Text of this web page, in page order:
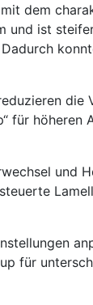
dem
und ist
die
für höheren
und
für